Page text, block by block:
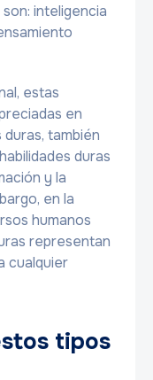
inteligencia
estas
en
también
duras
y la
en la
humanos
representan
cualquier
tipos